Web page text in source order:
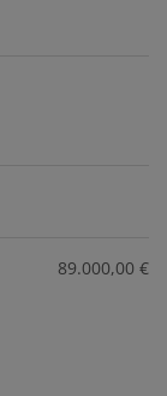
89.000,00 €